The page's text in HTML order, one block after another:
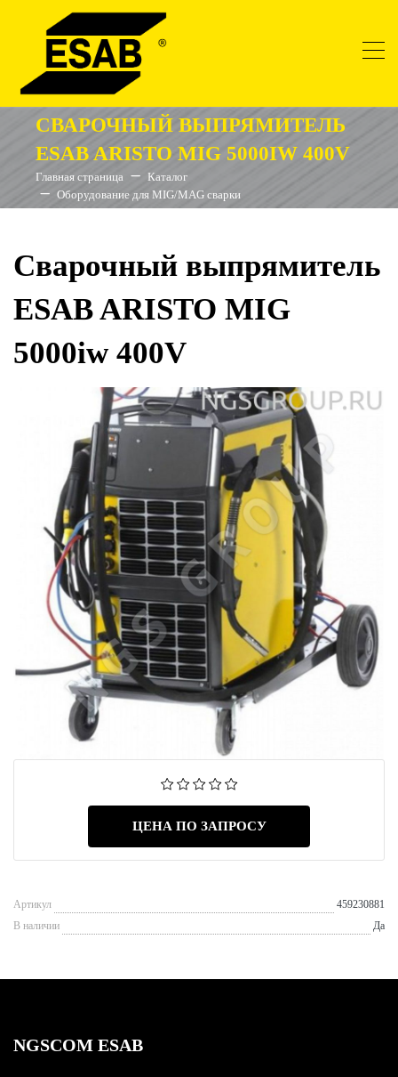
СВАРОЧНЫЙ ВЫПРЯМИТЕЛЬ
ESAB ARISTO MIG 5000IW 400V
Главная страница
Каталог
Оборудование для MIG/MAG сварки
Сварочный выпрямитель
ESAB ARISTO MIG
5000iw 400V
ЦЕНА ПО ЗАПРОСУ
Артикул
459230881
В наличии
Да
NGSCOM ESAB